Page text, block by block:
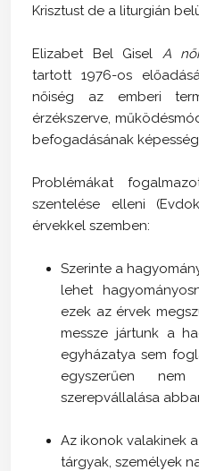
Krisztust de a liturgián
Elizabet Bel Gisel A
tartott 1976-os
nőiség az emberi
érzékszerve,
befogadásának
Problémákat
szentelése elleni
érvekkel szemben:
Szerinte a
lehet
ezek az érvek
messze jártunk a
egyházatya sem
egyszerűen
szerepvállalása
Az ikonok valakinek
tárgyak, személyek